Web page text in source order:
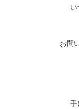
い
お問
手